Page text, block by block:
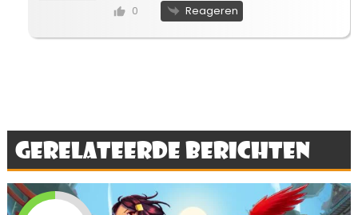
0
Reageren
Gerelateerde berichten